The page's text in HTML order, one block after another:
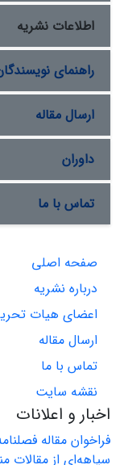
اطلاعات نشریه
راهنمای
ارسال مقاله
داوران
تماس با ما
صفحه اصلی
درباره نشریه
اعضای هیات
ارسال مقاله
تماس با ما
نقشه سایت
اخبار و اعلانات
فراخوان مقاله
سیاهه‌ای از مقالات